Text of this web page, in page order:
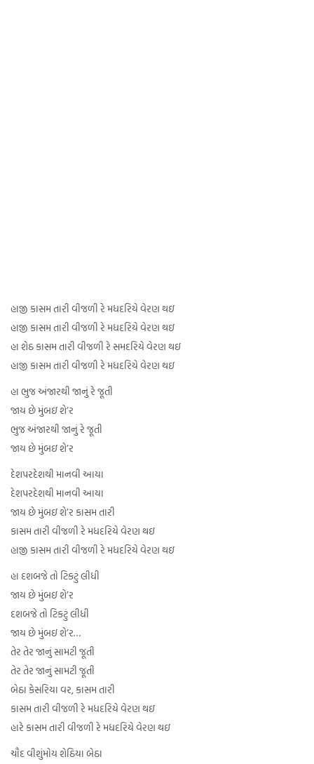
હાજી કાસમ તારી વીજળી રે મધદરિયે વેરણ થઇ
હાજી કાસમ તારી વીજળી રે મધદરિયે વેરણ થઇ
હા શેઠ કાસમ તારી વીજળી રે સમદરિયે વેરણ થઇ
હાજી કાસમ તારી વીજળી રે મધદરિયે વેરણ થઇ
હા ભુજ અંજારથી જાનું રે જૂતી
જાય છે મુંબઇ શે’ર
ભુજ અંજારથી જાનું રે જૂતી
જાય છે મુંબઇ શે’ર
દેશપરદેશથી માનવી આયા
દેશપરદેશથી માનવી આયા
જાય છે મુંબઇ શે’ર કાસમ તારી
કાસમ તારી વીજળી રે મધદરિયે વેરણ થઇ
હાજી કાસમ તારી વીજળી રે મધદરિયે વેરણ થઇ
હા દશબજે તો ટિકટું લીધી
જાય છે મુંબઇ શે’ર
દશબજે તો ટિકટું લીધી
જાય છે મુંબઇ શે’ર…
તેર તેર જાનું સામટી જૂતી
તેર તેર જાનું સામટી જૂતી
બેઠા કેસરિયા વર, કાસમ તારી
કાસમ તારી વીજળી રે મધદરિયે વેરણ થઇ
હારે કાસમ તારી વીજળી રે મધદરિયે વેરણ થઇ
ચૌદ વીશુંમોય શેઠિયા બેઠા